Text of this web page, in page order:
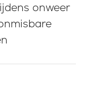
onweer